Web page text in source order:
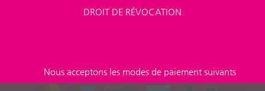
DROIT DE RÉVOCATION
Nous acceptons les modes de paiement suivants